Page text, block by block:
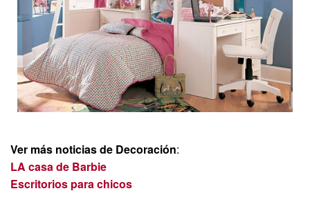
Ver más noticias de Decoración:
LA casa de Barbie
Escritorios para chicos